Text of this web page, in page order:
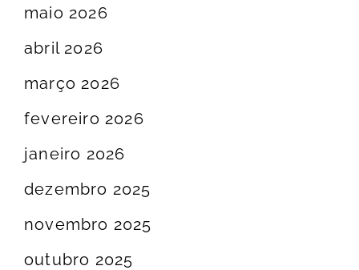
maio 2026
abril 2026
março 2026
fevereiro 2026
janeiro 2026
dezembro 2025
novembro 2025
outubro 2025